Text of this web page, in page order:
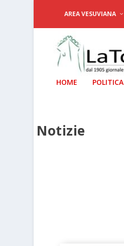
AREA VESUVIANA
HOME POLITICA
Notizie